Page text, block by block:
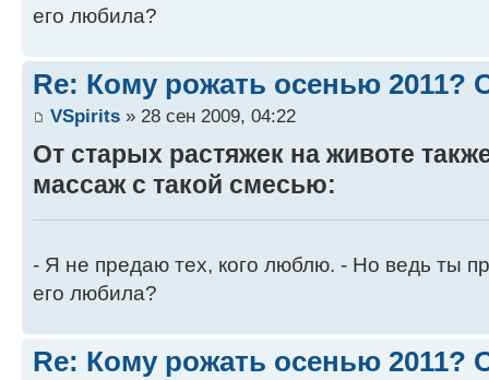
его любила?
Re: Кому рожать осенью 2011?
VSpirits » 28 сен 2009, 04:22
От старых растяжек на животе
массаж с такой смесью:
- Я не предаю тех, кого люблю. - Но ведь ты
его любила?
Re: Кому рожать осенью 2011?